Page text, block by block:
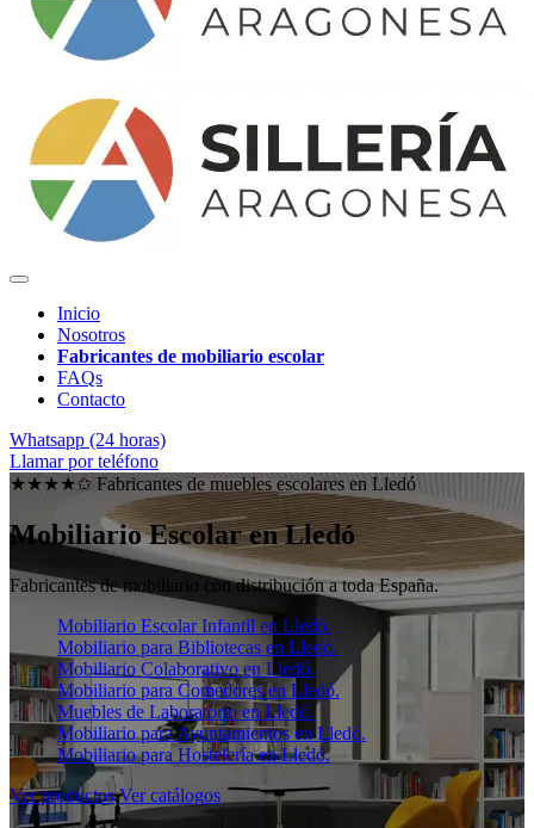
Inicio
Nosotros
Fabricantes de mobiliario escolar
FAQs
Contacto
Whatsapp (24 horas)
Llamar por teléfono
★★★★✩ Fabricantes de muebles escolares en Lledó
Mobiliario Escolar enLledó
Fabricantes de mobiliario con distribución a toda España.
Mobiliario Escolar Infantil en Lledó.
Mobiliario para Bibliotecas en Lledó.
Mobiliario Colaborativo en Lledó.
Mobiliario para Comedores en Lledó.
Muebles de Laboratorio en Lledó.
Mobiliario para Ayuntamientos en Lledó.
Mobiliario para Hostelería en Lledó.
Ver productos Ver catálogos